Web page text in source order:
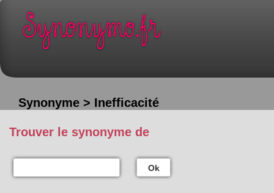
Synonyme > Inefficacité
Trouver le synonyme de
Ok